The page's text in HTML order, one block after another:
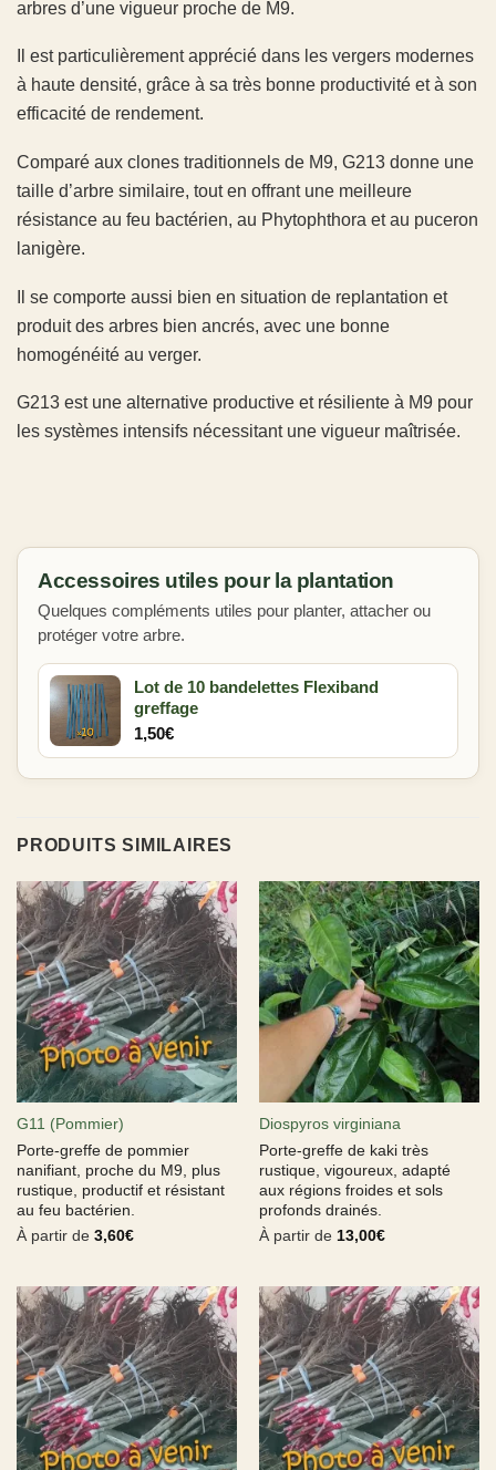
arbres d’une vigueur proche de M9.
Il est particulièrement apprécié dans les vergers modernes
à haute densité, grâce à sa très bonne productivité et à son
efficacité de rendement.
Comparé aux clones traditionnels de M9, G213 donne une
taille d’arbre similaire, tout en offrant une meilleure
résistance au feu bactérien, au Phytophthora et au puceron
lanigère.
Il se comporte aussi bien en situation de replantation et
produit des arbres bien ancrés, avec une bonne
homogénéité au verger.
G213 est une alternative productive et résiliente à M9 pour
les systèmes intensifs nécessitant une vigueur maîtrisée.
Accessoires utiles pour la plantation
Quelques compléments utiles pour planter, attacher ou
protéger votre arbre.
Lot de 10 bandelettes Flexiband
greffage
1,50€
PRODUITS SIMILAIRES
G11 (Pommier)
Porte-greffe de pommier
nanifiant, proche du M9, plus
rustique, productif et résistant
au feu bactérien.
À partir de 3,60€
Diospyros virginiana
Porte-greffe de kaki très
rustique, vigoureux, adapté
aux régions froides et sols
profonds drainés.
À partir de 13,00€